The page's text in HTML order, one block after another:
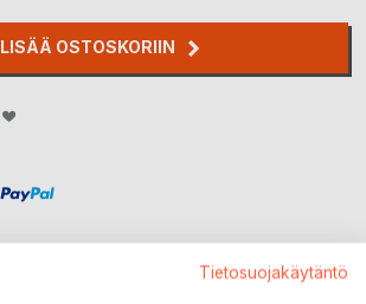
LISÄÄ OSTOSKORIIN
Tietosuojakäytäntö